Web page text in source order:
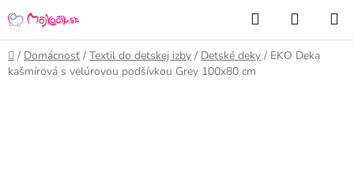
na
obsah
Hľadať
KOŠÍK
Domov
/ Domácnosť / Textil do detskej izby / Detské deky / EKO Deka
kašmírová s velúrovou podšívkou Grey 100x80 cm